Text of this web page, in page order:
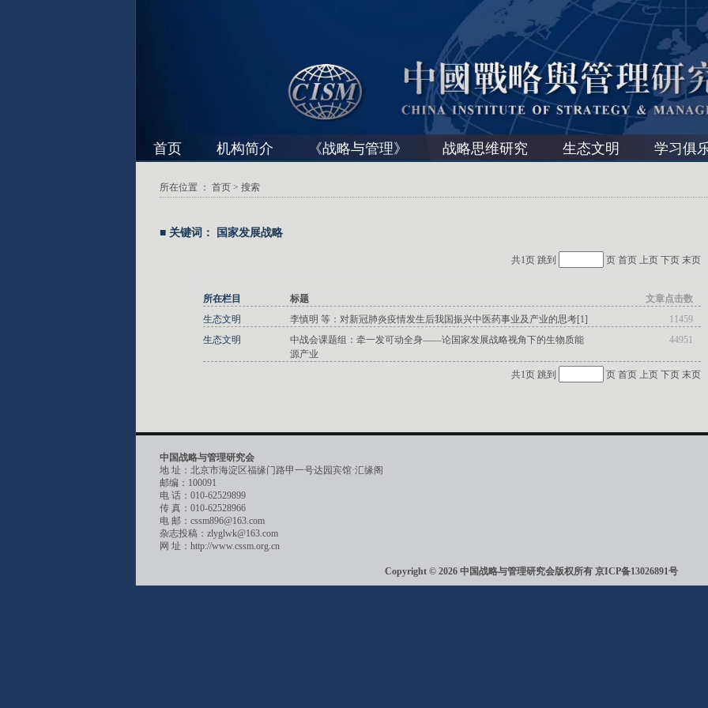
首页 机构简介 《战略与管理》 战略思维研究 生态文明 学习俱
所在位置 ： 首页 > 搜索
■ 关键词： 国家发展战略
共1页 跳到 页 首页 上页 下页 末页
所在栏目 标题
文章点击数
生态文明
李慎明 等：对新冠肺炎疫情发生后我国振兴中医药事业及产业的思考[1]
11459
生态文明
中战会课题组：牵一发可动全身——论国家发展战略视角下的生物质能
源产业
44951
共1页 跳到 页 首页 上页 下页 末页
中国战略与管理研究会
地 址：北京市海淀区福缘门路甲一号达园宾馆·汇缘阁
邮编：100091
电 话：010-62529899
传 真：010-62528966
电 邮：cssm896@163.com
杂志投稿：zlyglwk@163.com
网 址：http://www.cssm.org.cn
Copyright © 2026 中国战略与管理研究会版权所有 京ICP备13026891号